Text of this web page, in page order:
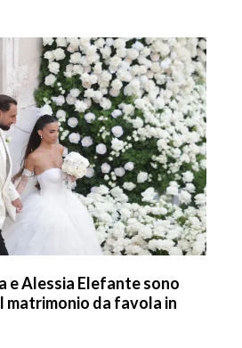
e Alessia Elefante sono
matrimonio da favola in